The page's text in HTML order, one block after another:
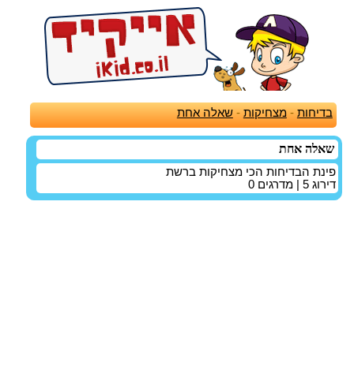
בדיחות -מצחיקות -שאלה אחת
שאלה אחת
פינת הבדיחות הכי מצחיקות ברשת
דירוג 5 | מדרגים 0